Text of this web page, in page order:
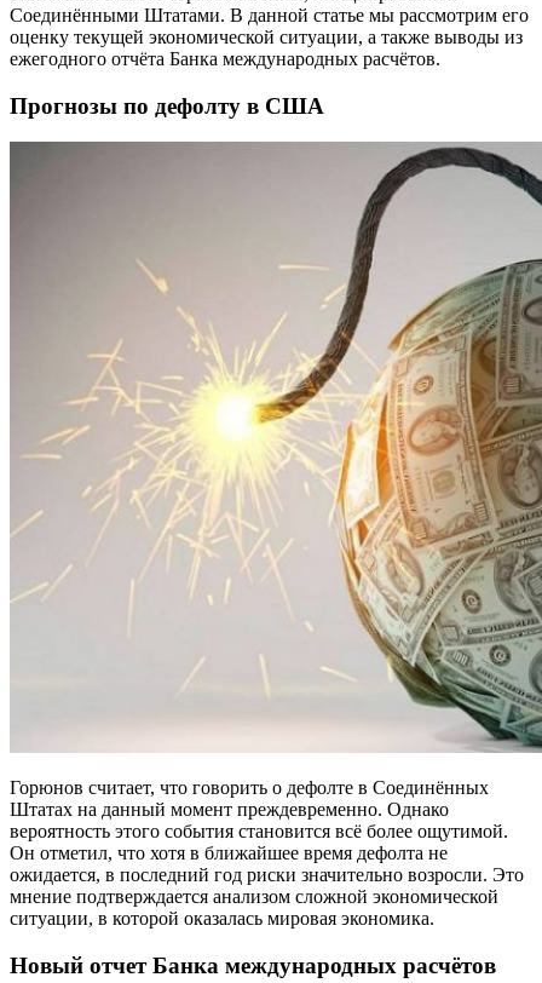
Соединёнными Штатами. В данной статье мы рассмотрим его
оценку текущей экономической ситуации, а также выводы из
ежегодного отчёта Банка международных расчётов.
Прогнозы по дефолту в США
Горюнов считает, что говорить о дефолте в Соединённых
Штатах на данный момент преждевременно. Однако
вероятность этого события становится всё более ощутимой.
Он отметил, что хотя в ближайшее время дефолта не
ожидается, в последний год риски значительно возросли. Это
мнение подтверждается анализом сложной экономической
ситуации, в которой оказалась мировая экономика.
Новый отчет Банка международных расчётов